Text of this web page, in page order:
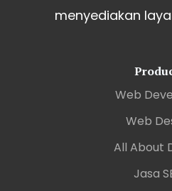
menyediakan
Web
Web
All About
Jasa